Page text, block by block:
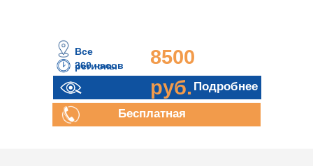
360 часов
8500
руб.
Все
регионы
Подробнее
Бесплатная